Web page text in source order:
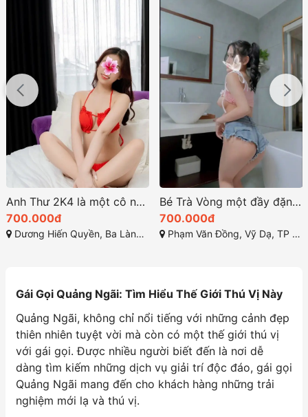
Anh Thư 2K4 là một cô nàng cực kỳ xinh đẹp và đáng yêu
700.000đ
Dương Hiến Quyền, Ba Làng, Vĩnh Hòa, Nha Trang, Khánh Hòa
Bé Trà Vòng một đầy đặn cong quyến rũ mê mẩn
700.000đ
Phạm Văn Đồng, Vỹ Dạ, TP Huế
Gái Gọi Quảng Ngãi: Tìm Hiểu Thế Giới Thú Vị Này
Quảng Ngãi, không chỉ nổi tiếng với những cảnh đẹp
thiên nhiên tuyệt vời mà còn có một thế giới thú vị
với gái gọi. Được nhiều người biết đến là nơi dễ
dàng tìm kiếm những dịch vụ giải trí độc đáo, gái gọi
Quảng Ngãi mang đến cho khách hàng những trải
nghiệm mới lạ và thú vị.